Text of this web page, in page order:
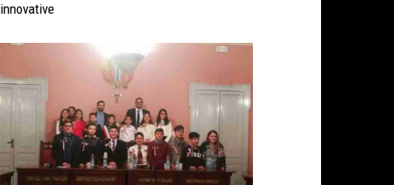
innovative